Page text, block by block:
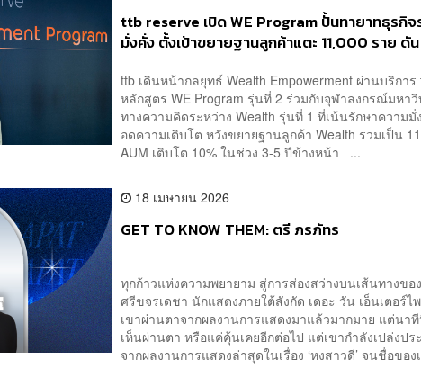
ttb reserve เปิด WE Program ปั้นทายาทธุรกิ
มั่งคั่ง ตั้งเป้าขยายฐานลูกค้าแตะ 11,000 ราย ดั
ttb เดินหน้ากลยุทธ์ Wealth Empowerment ผ่านบริการ
หลักสูตร WE Program รุ่นที่ 2 ร่วมกับจุฬาลงกรณ์มหาวิ
ทางความคิดระหว่าง Wealth รุ่นที่ 1 ที่เน้นรักษาความ
อดความเติบโต หวังขยายฐานลูกค้า Wealth รวมเป็น
AUM เติบโต 10% ในช่วง 3-5 ปีข้างหน้า ...
18 เมษายน 2026
GET TO KNOW THEM: ตรี ภรภัทร
ทุกก้าวแห่งความพยายาม สู่การส่องสว่างบนเส้นทางข
ศรีขจรเดชา นักแสดงภายใต้สังกัด เดอะ วัน เอ็นเตอร์ไ
เขาผ่านตาจากผลงานการแสดงมาแล้วมากมาย แต่นา
เห็นผ่านตา หรือแค่คุ้นเคยอีกต่อไป แต่เขากำลังเปล่งป
จากผลงานการแสดงล่าสุดในเรื่อง ‘หงสาวดี’ จนชื่อของ